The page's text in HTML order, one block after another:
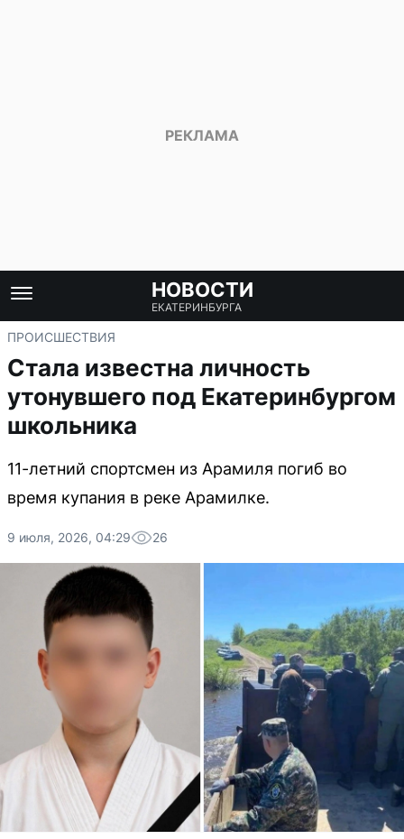
НОВОСТИ
ЕКАТЕРИНБУРГА
ПРОИСШЕСТВИЯ
Стала известна личность
утонувшего под Екатеринбургом
школьника
11-летний спортсмен из Арамиля погиб во
время купания в реке Арамилке.
9 июля, 2026, 04:29 26